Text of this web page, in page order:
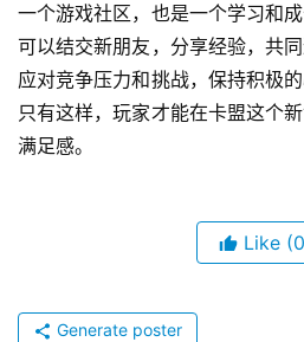
一个游戏社区，也是一个学习和
可以结交新朋友，分享经验，共
应对竞争压力和挑战，保持积极
只有这样，玩家才能在卡盟这个
满足感。
Like
Generate poster